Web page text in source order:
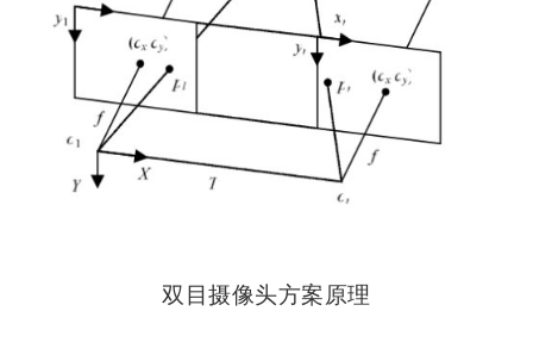
双目摄像头方案原理